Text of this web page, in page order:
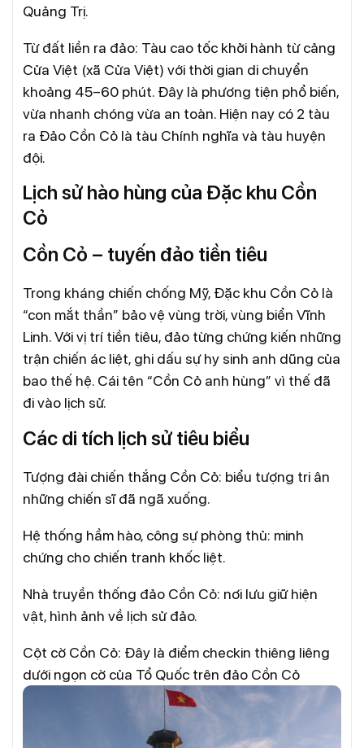
Quảng Trị.
Từ đất liền ra đảo: Tàu cao tốc khởi hành từ cảng
Cửa Việt (xã Cửa Việt) với thời gian di chuyển
khoảng 45–60 phút. Đây là phương tiện phổ biến,
vừa nhanh chóng vừa an toàn. Hiện nay có 2 tàu
ra Đảo Cồn Cỏ là tàu Chính nghĩa và tàu huyện
đội.
Lịch sử hào hùng của Đặc khu Cồn
Cỏ
Cồn Cỏ – tuyến đảo tiền tiêu
Trong kháng chiến chống Mỹ, Đặc khu Cồn Cỏ là
“con mắt thần” bảo vệ vùng trời, vùng biển Vĩnh
Linh. Với vị trí tiền tiêu, đảo từng chứng kiến những
trận chiến ác liệt, ghi dấu sự hy sinh anh dũng của
bao thế hệ. Cái tên “Cồn Cỏ anh hùng” vì thế đã
đi vào lịch sử.
Các di tích lịch sử tiêu biểu
Tượng đài chiến thắng Cồn Cỏ: biểu tượng tri ân
những chiến sĩ đã ngã xuống.
Hệ thống hầm hào, công sự phòng thủ: minh
chứng cho chiến tranh khốc liệt.
Nhà truyền thống đảo Cồn Cỏ: nơi lưu giữ hiện
vật, hình ảnh về lịch sử đảo.
Cột cờ Cồn Cỏ: Đây là điểm checkin thiêng liêng
dưới ngọn cờ của Tổ Quốc trên đảo Cồn Cỏ